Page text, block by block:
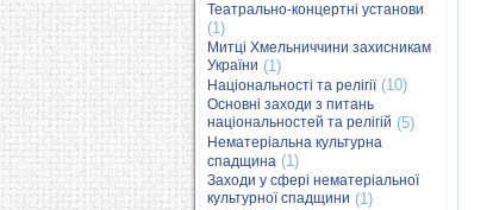
Театрально-концертні установи
(1)
Митці Хмельниччини захисникам
України (1)
Національності та релігії(10)
Основні заходи з питань
національностей та релігій (5)
Нематеріальна культурна
спадщина (1)
Заходи у сфері нематеріальної
культурної спадщини (1)